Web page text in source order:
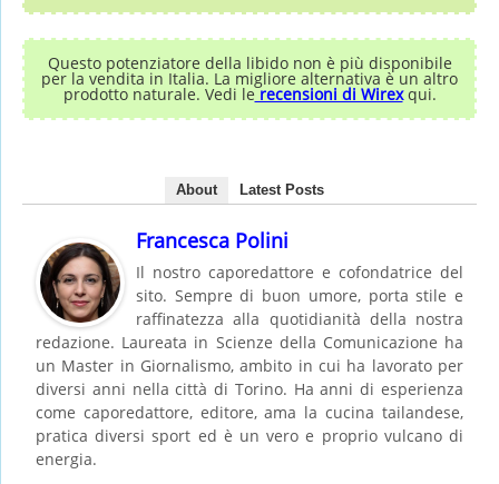
Questo potenziatore della libido non è più disponibile
per la vendita in Italia. La migliore alternativa è un altro
prodotto naturale. Vedi lerecensioni di Wirexqui.
About Latest Posts
Francesca Polini
Il nostro caporedattore e cofondatrice del
sito. Sempre di buon umore, porta stile e
raffinatezza alla quotidianità della nostra
redazione. Laureata in Scienze della Comunicazione ha
un Master in Giornalismo, ambito in cui ha lavorato per
diversi anni nella città di Torino. Ha anni di esperienza
come caporedattore, editore, ama la cucina tailandese,
pratica diversi sport ed è un vero e proprio vulcano di
energia.